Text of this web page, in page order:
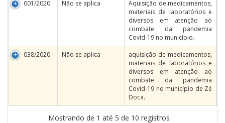
001/2020
Não se aplica
Aquisição de medicamentos,
materiais de laboratórios e
diversos em atenção ao
combate da pandemia
Covid-19 no município.
038/2020
Não se aplica
aquisição de medicamentos,
materiais de laboratórios e
diversos em atenção ao
combate da pandemia
Covid-19 no município de Zé
Doca.
Mostrando de 1 até 5 de 10 registros